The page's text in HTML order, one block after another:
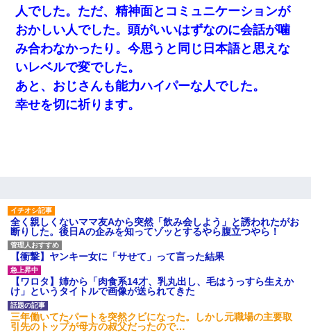
人でした。ただ、精神面とコミュニケーションが
おかしい人でした。頭がいいはずなのに会話が噛
み合わなかったり。今思うと同じ日本語と思えな
いレベルで変でした。
あと、おじさんも能力ハイパーな人でした。
幸せを切に祈ります。
全く親しくないママ友Aから突然「飲み会しよう」と誘われたがお
断りした。後日Aの企みを知ってゾッとするやら腹立つやら！
【衝撃】ヤンキー女に「サせて」って言った結果
【ワロタ】姉から「肉食系14才、乳丸出し、毛はうっすら生えか
け」というタイトルで画像が送られてきた
三年働いてたパートを突然クビになった。しかし元職場の主要取
引先のトップが母方の叔父だったので…